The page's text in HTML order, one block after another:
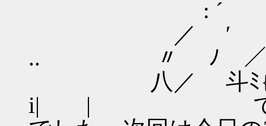
: ´
／ ′
.. 〃 ﾉ ／
八／ 斗ﾐ{
i| | では今回